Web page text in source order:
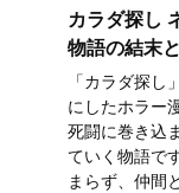
カラダ探し
物語の結末
「カラダ探し
にしたホラー
死闘に巻き込
ていく物語で
まらず、仲間